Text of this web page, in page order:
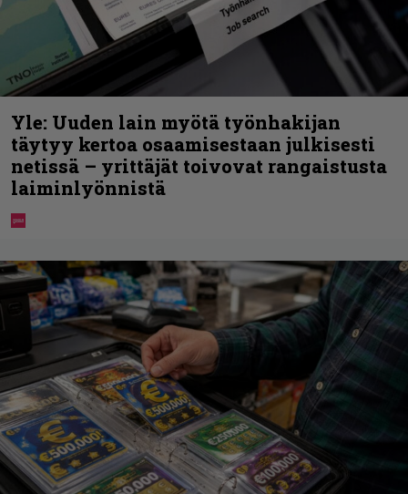
Yle: Uuden lain myötä työnhakijan
täytyy kertoa osaamisestaan julkisesti
netissä – yrittäjät toivovat rangaistusta
laiminlyönnistä